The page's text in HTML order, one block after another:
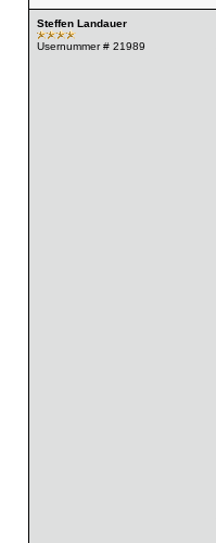
Steffen Landauer
Usernummer # 21989